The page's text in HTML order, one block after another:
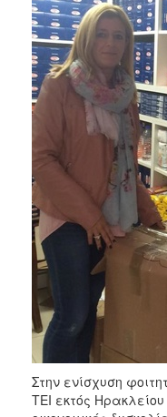
Δημιουργικής
Απασχόλησης
Παιδιών
(Κ.Δ.Α.Π.)
Κέντρα
Ημερήσιας
Φροντίδας
Ηλικιωμένων
(Κ.Η.Φ.Η.)
Κ.Δ.Α.Π.Α.μεΑ.
Αδειοδότηση
Έλεγχος
Βρεφονηπιακών
Σταθμών
Δημοτικό
Ξενώνας
Φιλοξενίας
Γυναικών
Στην ενίσχυση
ΤΕΙ εκτός